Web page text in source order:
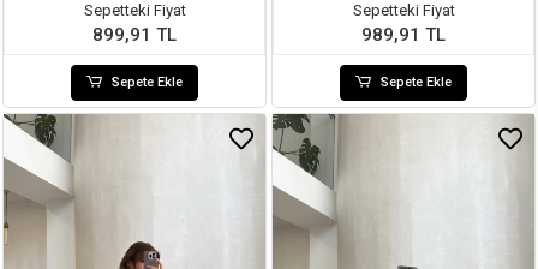
Sepetteki Fiyat
899,91 TL
Sepete Ekle
Sepetteki Fiyat
989,91 TL
Sepete Ekle